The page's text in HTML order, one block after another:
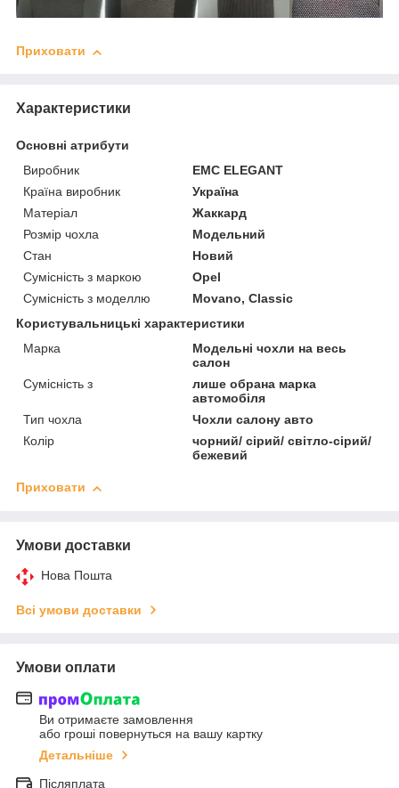
Приховати
Характеристики
Основні атрибути
Виробник
EMC ELEGANT
Країна виробник
Україна
Матеріал
Жаккард
Розмір чохла
Модельний
Стан
Новий
Сумісність з маркою
Opel
Сумісність з моделлю
Movano, Classic
Користувальницькі характеристики
Марка
Модельні чохли на весь
салон
Сумісність з
лише обрана марка
автомобіля
Тип чохла
Чохли салону авто
Колір
чорний/ сірий/ світло-сірий/
бежевий
Приховати
Умови доставки
Нова Пошта
Всі умови доставки
Умови оплати
Ви отримаєте замовлення
або гроші повернуться на вашу картку
Детальніше
Післяплата